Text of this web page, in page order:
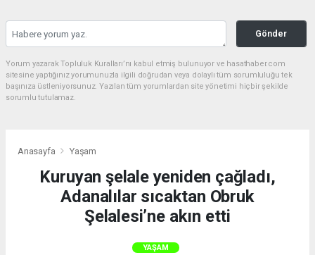
Gönder
Yorum yazarak Topluluk Kuralları’nı kabul etmiş bulunuyor ve hasathaber.com
sitesine yaptığınız yorumunuzla ilgili doğrudan veya dolaylı tüm sorumluluğu tek
başınıza üstleniyorsunuz. Yazılan tüm yorumlardan site yönetimi hiçbir şekilde
sorumlu tutulamaz.
Anasayfa Yaşam
Kuruyan şelale yeniden çağladı,
Adanalılar sıcaktan Obruk
Şelalesi’ne akın etti
YAŞAM